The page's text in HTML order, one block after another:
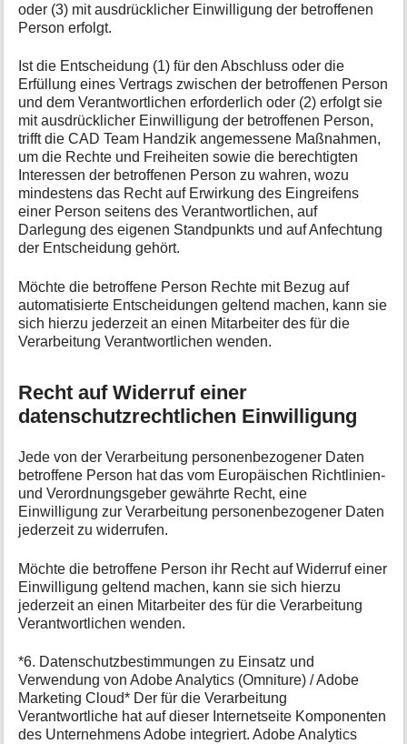
oder (3) mit ausdrücklicher Einwilligung der betroffenen
Person erfolgt.
Ist die Entscheidung (1) für den Abschluss oder die
Erfüllung eines Vertrags zwischen der betroffenen Person
und dem Verantwortlichen erforderlich oder (2) erfolgt sie
mit ausdrücklicher Einwilligung der betroffenen Person,
trifft die CAD Team Handzik angemessene Maßnahmen,
um die Rechte und Freiheiten sowie die berechtigten
Interessen der betroffenen Person zu wahren, wozu
mindestens das Recht auf Erwirkung des Eingreifens
einer Person seitens des Verantwortlichen, auf
Darlegung des eigenen Standpunkts und auf Anfechtung
der Entscheidung gehört.
Möchte die betroffene Person Rechte mit Bezug auf
automatisierte Entscheidungen geltend machen, kann sie
sich hierzu jederzeit an einen Mitarbeiter des für die
Verarbeitung Verantwortlichen wenden.
Recht auf Widerruf einer
datenschutzrechtlichen Einwilligung
Jede von der Verarbeitung personenbezogener Daten
betroffene Person hat das vom Europäischen Richtlinien-
und Verordnungsgeber gewährte Recht, eine
Einwilligung zur Verarbeitung personenbezogener Daten
jederzeit zu widerrufen.
Möchte die betroffene Person ihr Recht auf Widerruf einer
Einwilligung geltend machen, kann sie sich hierzu
jederzeit an einen Mitarbeiter des für die Verarbeitung
Verantwortlichen wenden.
*6. Datenschutzbestimmungen zu Einsatz und
Verwendung von Adobe Analytics (Omniture) / Adobe
Marketing Cloud* Der für die Verarbeitung
Verantwortliche hat auf dieser Internetseite Komponenten
des Unternehmens Adobe integriert. Adobe Analytics